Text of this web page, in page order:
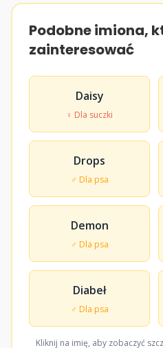
Podobne imiona,
zainteresować
Daisy
♀ Dla suczki
Drops
♂ Dla psa
Demon
♂ Dla psa
Diabeł
♂ Dla psa
Kliknij na imię, aby zobaczyć